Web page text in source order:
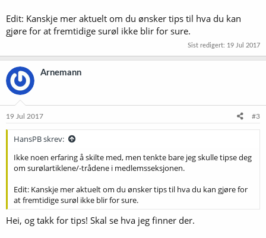
Edit: Kanskje mer aktuelt om du ønsker tips til hva du kan
gjøre for at fremtidige surøl ikke blir for sure.
Sist redigert: 19 Jul 2017
Arnemann
19 Jul 2017 #3
HansPB skrev:
Ikke noen erfaring å skilte med, men tenkte bare jeg skulle tipse deg
om surølartiklene/-trådene i medlemsseksjonen.
Edit: Kanskje mer aktuelt om du ønsker tips til hva du kan gjøre for
at fremtidige surøl ikke blir for sure.
Hei, og takk for tips! Skal se hva jeg finner der.